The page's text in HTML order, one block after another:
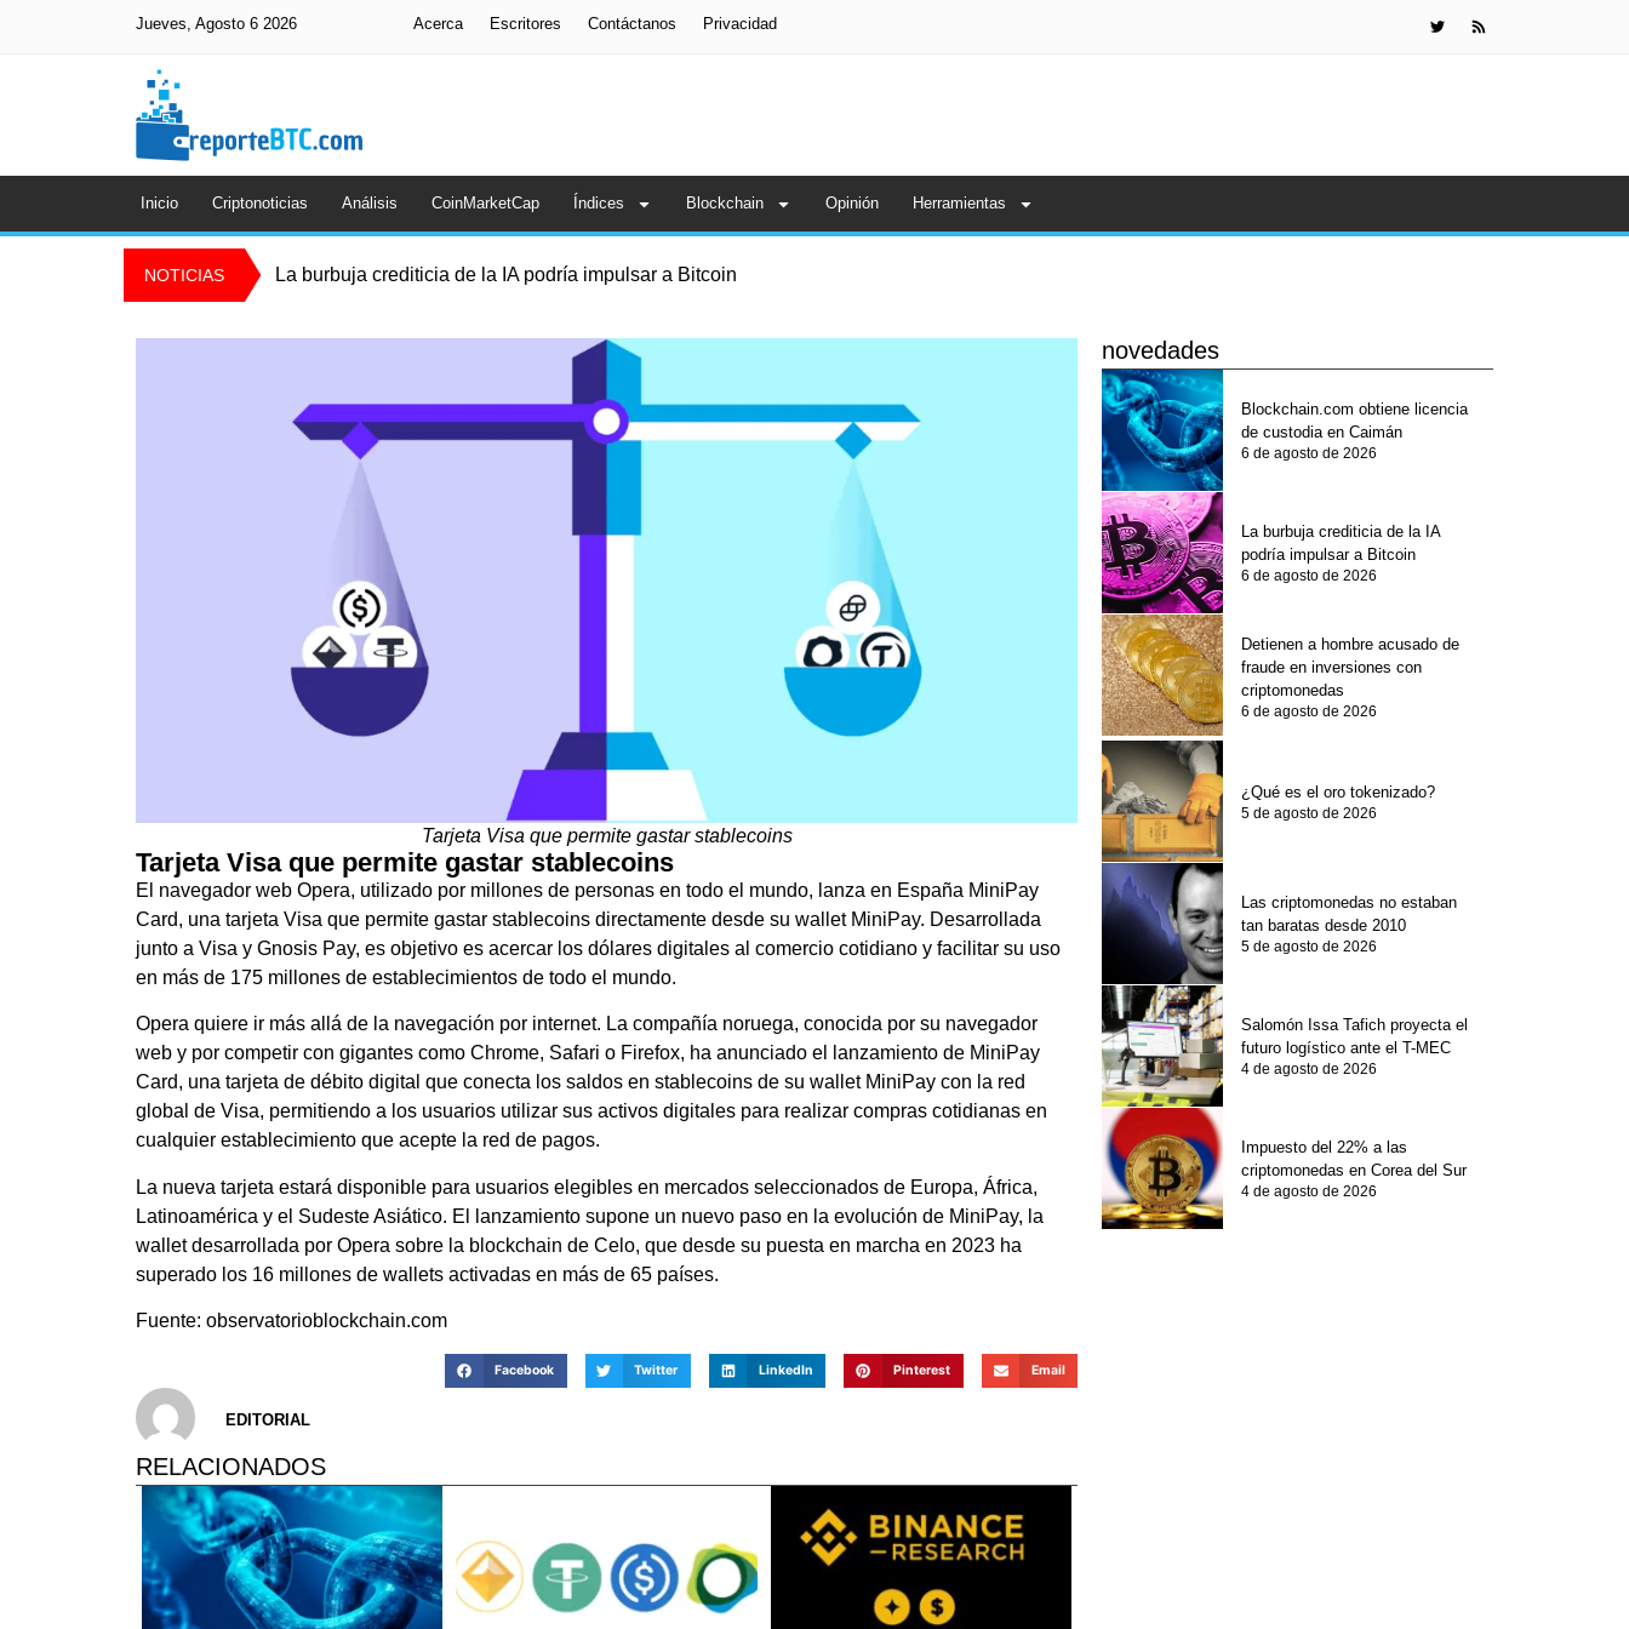
Jueves, Agosto 6 2026 Acerca Escritores Contáctanos Privacidad
Inicio Criptonoticias Análisis CoinMarketCap Índices Blockchain Opinión Herramientas
NOTICIAS La burbuja crediticia de la IA podría impulsar a Bitcoin
Tarjeta Visa que permite gastar stablecoins
Tarjeta Visa que permite gastar stablecoins
El navegador web Opera, utilizado por millones de personas en todo el mundo, lanza en España MiniPay
Card, una tarjeta Visa que permite gastar stablecoins directamente desde su wallet MiniPay. Desarrollada
junto a Visa y Gnosis Pay, es objetivo es acercar los dólares digitales al comercio cotidiano y facilitar su uso
en más de 175 millones de establecimientos de todo el mundo.
Opera quiere ir más allá de la navegación por internet. La compañía noruega, conocida por su navegador
web y por competir con gigantes como Chrome, Safari o Firefox, ha anunciado el lanzamiento de MiniPay
Card, una tarjeta de débito digital que conecta los saldos en stablecoins de su wallet MiniPay con la red
global de Visa, permitiendo a los usuarios utilizar sus activos digitales para realizar compras cotidianas en
cualquier establecimiento que acepte la red de pagos.
La nueva tarjeta estará disponible para usuarios elegibles en mercados seleccionados de Europa, África,
Latinoamérica y el Sudeste Asiático. El lanzamiento supone un nuevo paso en la evolución de MiniPay, la
wallet desarrollada por Opera sobre la blockchain de Celo, que desde su puesta en marcha en 2023 ha
superado los 16 millones de wallets activadas en más de 65 países.
Fuente: observatorioblockchain.com
Facebook Twitter LinkedIn Pinterest Email
EDITORIAL
RELACIONADOS
novedades
Blockchain.com obtiene licencia
de custodia en Caimán
6 de agosto de 2026
La burbuja crediticia de la IA
podría impulsar a Bitcoin
6 de agosto de 2026
Detienen a hombre acusado de
fraude en inversiones con
criptomonedas
6 de agosto de 2026
¿Qué es el oro tokenizado?
5 de agosto de 2026
Las criptomonedas no estaban
tan baratas desde 2010
5 de agosto de 2026
Salomón Issa Tafich proyecta el
futuro logístico ante el T-MEC
4 de agosto de 2026
Impuesto del 22% a las
criptomonedas en Corea del Sur
4 de agosto de 2026